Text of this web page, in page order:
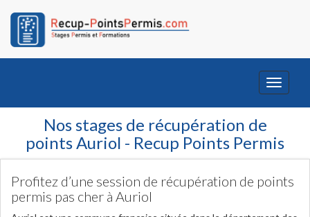
Toggle
Nos stages de récupération de
points Auriol - Recup Points Permis
Profitez d’une session de récupération de points
permis pas cher à Auriol